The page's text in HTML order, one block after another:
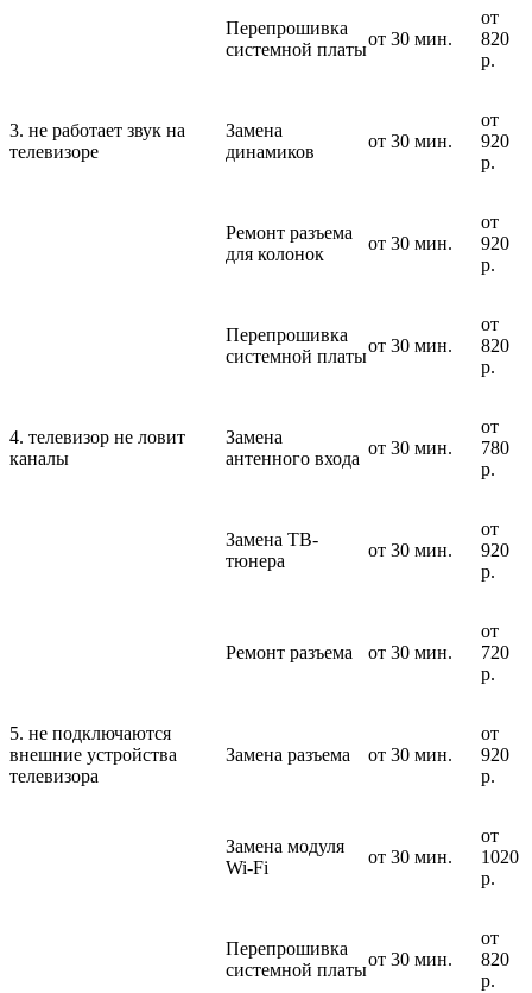
3. не работает звук на
телевизоре
Перепрошивка
системной платы
от 30 мин.
от
820
р.
Замена
динамиков
от 30 мин.
от
920
р.
Ремонт разъема
для колонок
от 30 мин.
от
920
р.
4. телевизор не ловит
каналы
Перепрошивка
системной платы
от 30 мин.
от
820
р.
Замена
антенного входа
от 30 мин.
от
780
р.
Замена ТВ-
тюнера
от 30 мин.
от
920
р.
5. не подключаются
внешние устройства
телевизора
Ремонт разъема от 30 мин.
от
720
р.
Замена разъема от 30 мин.
от
920
р.
Замена модуля
Wi-Fi
от 30 мин.
от
1020
р.
Перепрошивка
системной платы
от 30 мин.
от
820
р.